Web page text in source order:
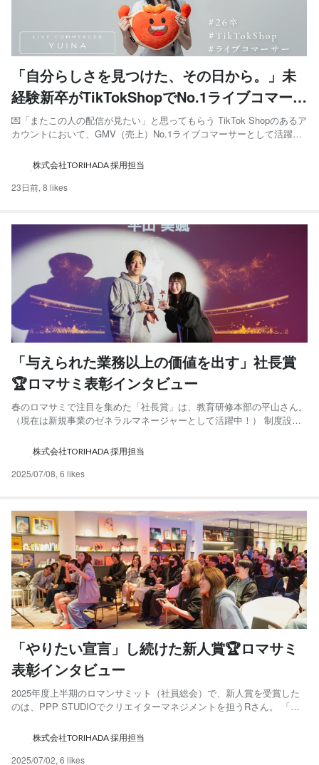
「自分らしさを見つけた、その日から。」未
経験新卒がTikTokShopでNo.1ライブコマーサ
ーになるまで。
💌「またこの人の配信が見たい」と思ってもらう TikTok Shopのあるア
カウントにおいて、GMV（売上）No.1ライブコマーサーとして活躍す
配信が見たい」と思ってもらうこと。自分らしい働き方を見つけるま
での道のりを伺いました。 ゆいな： 2026...
株式会社TORIHADA 採用担当
23日前, 8 likes
「与えられた業務以上の価値を出す」社長賞
🏆ロマサミ表彰インタビュー
春のロマサミで注目を集めた「社長賞」は、教育研修本部の平山さん。
（現在は新規事業のゼネラルマネージャーとして活躍中！） 制度設計
ロジェクトの裏には、一貫した「主語TORIHADA」の視点がありまし
た。 🌱 与えられた業務以上の価値を出す 🔥 経営視点...
株式会社TORIHADA 採用担当
2025/07/08,6 likes
「やりたい宣言」し続けた新人賞🏆ロマサミ
表彰インタビュー
2025年度上半期のロマンサミット（社員総会）で、新人賞を受賞した
のは、PPP STUDIOでクリエイターマネジメントを担うRさん。 「ク
勢が、この1年で高く評価されました。新人賞の喜びから日々の葛藤、
そして未来へのビジョンまで、その本音に迫ります。 ...
株式会社TORIHADA 採用担当
2025/07/02,6 likes